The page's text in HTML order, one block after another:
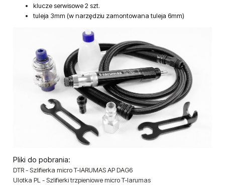
klucze serwisowe 2 szt.
tuleja 3mm (w narzędziu zamontowana tuleja 6mm)
Pliki do pobrania:
DTR - Szlifierka micro T-IARUMAS AP DAG6
Ulotka PL - Szlifierki trzpieniowe micro T-Iarumas